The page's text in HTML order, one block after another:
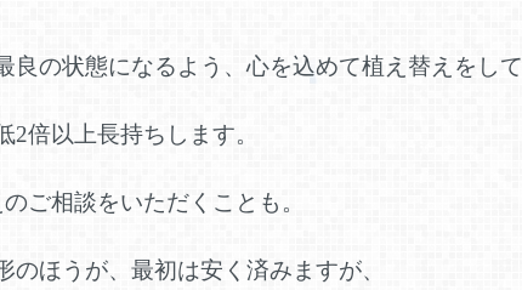
の状態になるよう、心を込めて植え替えをして
倍以上長持ちします。
ご相談をいただくことも。
ほうが、最初は安く済みますが、